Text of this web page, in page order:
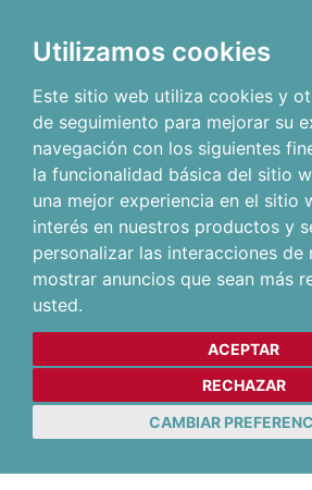
Utilizamos cookies
Este sitio web utiliza cookies y
de seguimiento para mejorar su
navegación con los siguientes
la funcionalidad básica del sitio
una mejor experiencia en el sitio
interés en nuestros productos y
personalizar las interacciones de
mostrar anuncios que sean más
usted.
ACEPTAR
RECHAZAR
CAMBIAR